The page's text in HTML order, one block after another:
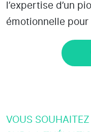
l’expertise d’un
émotionnelle
VOUS